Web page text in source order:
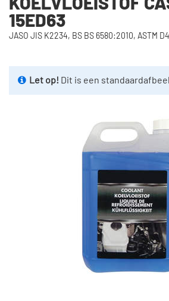
KOELVLOEISTOF
15ED63
JASO JIS K2234, BS BS 6580:2010, ASTM
Let op! Dit is een